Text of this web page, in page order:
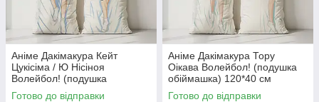
Аніме Дакімакура Кейт
Цукісіма / Ю Нісіноя
Волейбол! (подушка
обіймашка) 120*40 см
Готово до відправки
Аніме Дакімакура Тору
Оікава Волейбол! (подушка
обіймашка) 120*40 см
Готово до відправки